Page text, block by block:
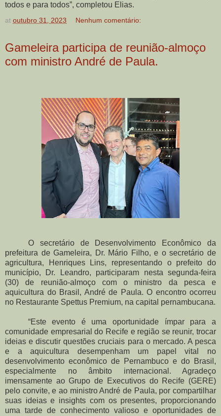
todos e para todos”, completou Elias.
at outubro 31, 2023 Nenhum comentário:
Gameleira participa de reunião-almoço
com ministro André de Paula.
O secretário de Desenvolvimento Econômico da
prefeitura de Gameleira, Dr. Mário Filho, e o secretário de
agricultura, Henriques Lins, representando o prefeito do
município, Dr. Leandro, participaram nesta segunda-feira
(30) de reunião-almoço com o ministro da pesca e
aquicultura do Brasil, André de Paula. O encontro ocorreu
no Restaurante Spettus Premium, na capital pernambucana.
“Este evento é uma oportunidade ímpar para a
comunidade empresarial do Recife e região se reunir, trocar
ideias e discutir questões cruciais para o mercado. A pesca
e a aquicultura desempenham um papel vital no
desenvolvimento econômico de Pernambuco e do Brasil,
especialmente no âmbito internacional. Agradeço
imensamente ao Grupo de Executivos do Recife (GERE)
pelo convite, e ao ministro André de Paula, por compartilhar
suas ideias e insights com os presentes, proporcionando
uma tarde de conhecimento valioso e oportunidades de